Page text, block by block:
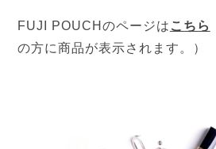
FUJI POUCHのページは こちら
の方に商品が表示されます。）